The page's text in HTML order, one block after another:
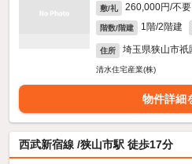
敷/礼 260,000円/不要
階数/階建 1階/2階建
住所 埼玉県狭山市祇
清水住宅産業(株)
物件詳細
西武新宿線 /狭山市駅 徒歩17分